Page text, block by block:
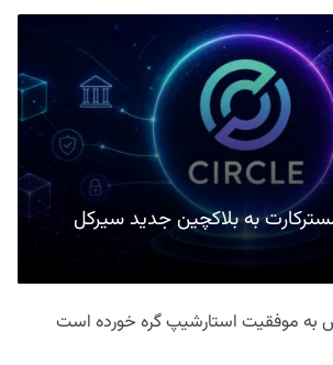
به بلاکچین جدید سیرکل
به موفقیت استارشیپ گره خورده است